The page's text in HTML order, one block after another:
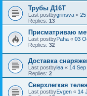
Трубы Д16Т
Last postbygrinsva « 25
Replies: 13
Присматриваю
Last postbyPaha « 03
Replies: 32
Доставка
Last postbylea « 14
Replies: 2
Сверхлегкая
Last postbyEvgen « 14